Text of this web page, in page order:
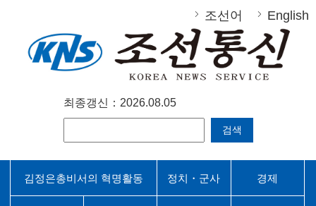
조선어 English
최종갱신：2026.08.05
검색
김정은총비서의 혁명활동 정치・군사 경제